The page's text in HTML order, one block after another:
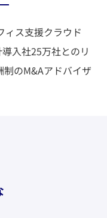
ィス支援クラウド
入社25万社とのリ
制のM&Aアドバイザ